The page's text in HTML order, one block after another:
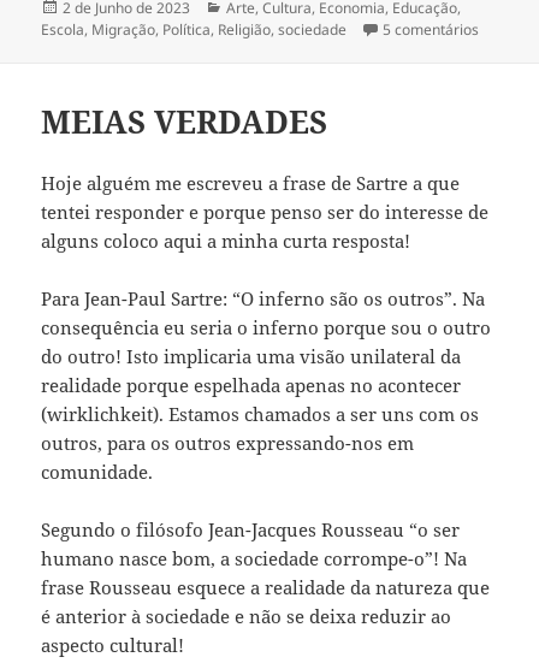
Publicado
a
2 de Junho de 2023 Categorias
Arte,Cultura, Economia, Educação,
Escola, Migração, Política, Religião,sociedade 5 comentários
MEIAS VERDADES
Hoje alguém me escreveu a frase de Sartre a que
tentei responder e porque penso ser do interesse de
alguns coloco aqui a minha curta resposta!
Para Jean-Paul Sartre: “O inferno são os outros”. Na
consequência eu seria o inferno porque sou o outro
do outro! Isto implicaria uma visão unilateral da
realidade porque espelhada apenas no acontecer
(wirklichkeit). Estamos chamados a ser uns com os
outros, para os outros expressando-nos em
comunidade.
Segundo o filósofo Jean-Jacques Rousseau “o ser
humano nasce bom, a sociedade corrompe-o”! Na
frase Rousseau esquece a realidade da natureza que
é anterior à sociedade e não se deixa reduzir ao
aspecto cultural!